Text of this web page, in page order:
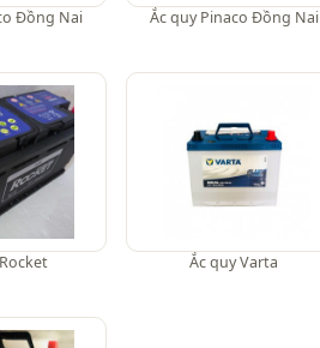
Đồng Nai Ắc quy Pinaco Đồng Nai
Ắc quy Varta